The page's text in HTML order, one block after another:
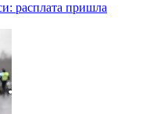
расплата пришла